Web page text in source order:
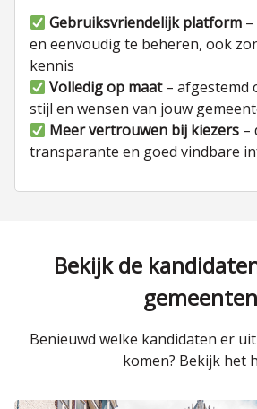
Gebruiksvriendelijk platform
en eenvoudig te beheren, ook
kennis
Volledig op maat– afgestemd
stijl en wensen van jouw
Meer vertrouwen bij kiezers –
transparante en goed vindbare
Bekijk de
gemeenten
Benieuwd welke kandidaten er
komen? Bekijk het